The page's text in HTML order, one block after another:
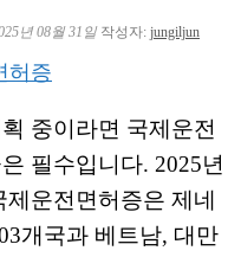
년 08월 31일 작성자: jungiljun
중이라면 국제운전
필수입니다. 2025년
운전면허증은 제네
개국과 베트남, 대만